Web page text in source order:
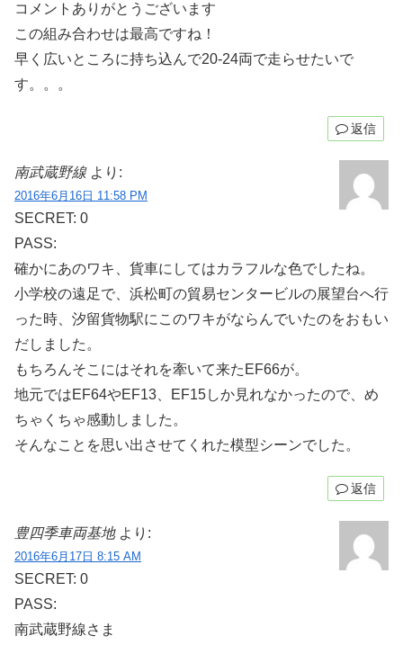
コメントありがとうございます
この組み合わせは最高ですね！
早く広いところに持ち込んで20-24両で走らせたいで
す。。。
返信
南武蔵野線 より:
2016年6月16日 11:58 PM
SECRET: 0
PASS:
確かにあのワキ、貨車にしてはカラフルな色でしたね。
小学校の遠足で、浜松町の貿易センタービルの展望台へ行
った時、汐留貨物駅にこのワキがならんでいたのをおもい
だしました。
もちろんそこにはそれを牽いて来たEF66が。
地元ではEF64やEF13、EF15しか見れなかったので、め
ちゃくちゃ感動しました。
そんなことを思い出させてくれた模型シーンでした。
返信
豊四季車両基地 より:
2016年6月17日 8:15 AM
SECRET: 0
PASS:
南武蔵野線さま